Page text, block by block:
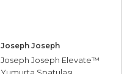
Joseph Joseph
Joseph Joseph Elevate™